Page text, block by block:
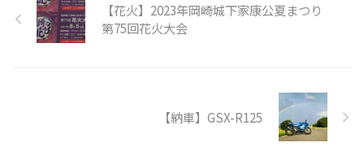
【花火】2023年岡崎城下家康公夏まつり
第75回花火大会
【納車】GSX-R125